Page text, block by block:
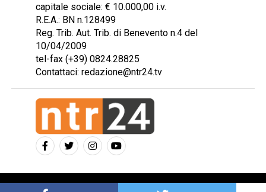
capitale sociale: € 10.000,00 i.v.
R.E.A.: BN n.128499
Reg. Trib. Aut. Trib. di Benevento n.4 del
10/04/2009
tel-fax (+39) 0824.28825
Contattaci: redazione@ntr24.tv
Copyright © 2023 Intelligentia S.r.l.